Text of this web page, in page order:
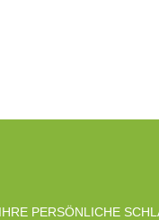
PERSÖNLICHE